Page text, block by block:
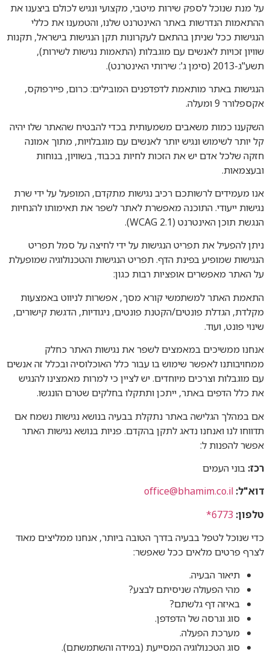
על מנת שנוכל לספק שירות מיטבי, מקצועי ונגיש לכולם ביצענו את
ההתאמות הנדרשות באתר האינטרנט שלנו, והטמענו את כללי
הנגישות ככל שניתן בהתאם לעקרונות תקן הנגישות בישראל, תקנות
שוויון זכויות לאנשים עם מוגבלות (התאמות נגישות לשירות),
תשע"ג-2013 (סימן ג': שירותי האינטרנט).
הנגישות באתר מותאמת לדפדפנים המובילים: כרום, פיירפוקס,
אקספלורר 9 ומעלה.
השקענו כמות משאבים משמעותית בכדי להבטיח שהאתר שלו יהיה
קל יותר לשימוש ונגיש יותר לאנשים עם מוגבלויות, מתוך אמונה
חזקה שלכל אדם יש את הזכות לחיות בכבוד, בשוויון, בנוחות
ובעצמאות.
אנו מעמידים לרשותכם רכיב נגישות מתקדם, המופעל על ידי שרת
נגישות ייעודי. התוכנה מאפשרת לאתר לשפר את תאימותו להנחיות
הנגשת תוכן האינטרנט (WCAG 2.1).
ניתן להפעיל את תפריט הנגישות על ידי לחיצה על סמל תפריט
הנגישות שמופיע בפינת הדף. תפריט הנגישות והטכנולוגיה שמופעלת
על האתר מאפשרים אופציות רבות כגון:
התאמת האתר למשתמשי קורא מסך, אפשרות לניווט באמצעות
מקלדת, הגדלת פונטים/הקטנת פונטים, ניגודיות, הדגשת קישורים,
שינוי פונט, ועוד.
אנחנו ממשיכים במאמצים לשפר את נגישות האתר כחלק
ממחויבותנו לאפשר שימוש בו עבור כלל האוכלוסיה ובכלל זה אנשים
עם מוגבלות וצרכים מיוחדים. יש לציין כי למרות מאמצינו להנגיש
את כלל הדפים באתר, ייתכן ותתקלו בחלקים שטרם הונגשו.
אם במהלך הגלישה באתר נתקלת בבעיה בנושא נגישות נשמח אם
תדווחו לנו ואנחנו נדאג לתקן בהקדם. פניות בנושא נגישות האתר
אפשר להפנות ל:
רכז: בוני העמים
דוא"ל: office@bhamim.co.il
טלפון: 6773*
כדי שנוכל לטפל בבעיה בדרך הטובה ביותר, אנחנו ממליצים מאוד
לצרף פרטים מלאים ככל שאפשר:
תיאור הבעיה.
מהי הפעולה שניסיתם לבצע?
באיזה דף גלשתם?
סוג וגרסה של הדפדפן.
מערכת הפעלה.
סוג הטכנולוגיה המסייעת (במידה והשתמשתם).